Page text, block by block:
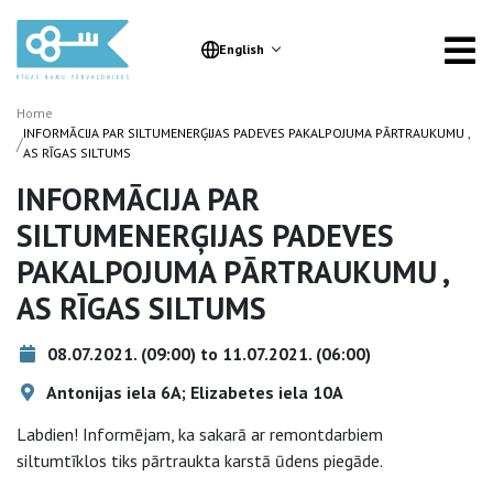
English
Home
/INFORMĀCIJA PAR SILTUMENERĢIJAS PADEVES PAKALPOJUMA PĀRTRAUKUMU ,
AS RĪGAS SILTUMS
INFORMĀCIJA PAR
SILTUMENERĢIJAS PADEVES
PAKALPOJUMA PĀRTRAUKUMU ,
AS RĪGAS SILTUMS
08.07.2021. (09:00) to 11.07.2021. (06:00)
Antonijas iela 6A; Elizabetes iela 10A
Labdien! Informējam, ka sakarā ar remontdarbiem
siltumtīklos tiks pārtraukta karstā ūdens piegāde.